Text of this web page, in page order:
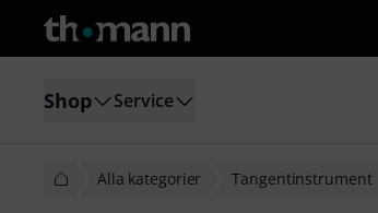
Shop Service
Alla kategorier Tangentinstrument